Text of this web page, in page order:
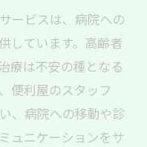
ービスは、病院への
しています。高齢者
療は不安の種となる
便利屋のスタッフ
、病院への移動や診
ュニケーションをサ